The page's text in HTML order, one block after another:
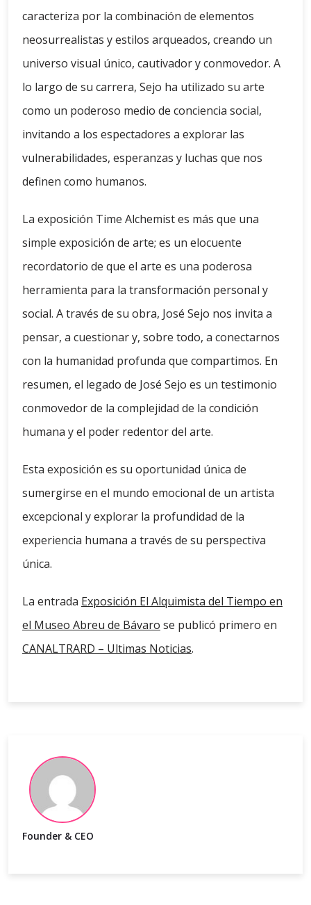
caracteriza por la combinación de elementos
neosurrealistas y estilos arqueados, creando un
universo visual único, cautivador y conmovedor. A
lo largo de su carrera, Sejo ha utilizado su arte
como un poderoso medio de conciencia social,
invitando a los espectadores a explorar las
vulnerabilidades, esperanzas y luchas que nos
definen como humanos.
La exposición Time Alchemist es más que una
simple exposición de arte; es un elocuente
recordatorio de que el arte es una poderosa
herramienta para la transformación personal y
social. A través de su obra, José Sejo nos invita a
pensar, a cuestionar y, sobre todo, a conectarnos
con la humanidad profunda que compartimos. En
resumen, el legado de José Sejo es un testimonio
conmovedor de la complejidad de la condición
humana y el poder redentor del arte.
Esta exposición es su oportunidad única de
sumergirse en el mundo emocional de un artista
excepcional y explorar la profundidad de la
experiencia humana a través de su perspectiva
única.
La entrada Exposición El Alquimista del Tiempo en
el Museo Abreu de Bávaro se publicó primero en
CANALTRARD – Ultimas Noticias.
Founder & CEO